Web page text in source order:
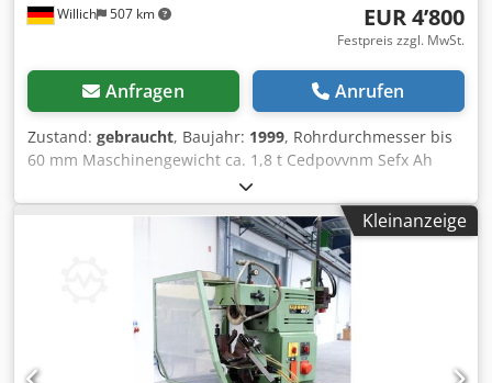
Willich 507 km EUR 4’800
Festpreis zzgl. MwSt.
Anfragen Anrufen
Zustand: gebraucht, Baujahr: 1999, Rohrdurchmesser bis
60 mm Maschinengewicht ca. 1,8 t Cedpovvnm Sefx Ah
Kleinanzeige